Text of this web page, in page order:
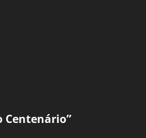
Centenário”